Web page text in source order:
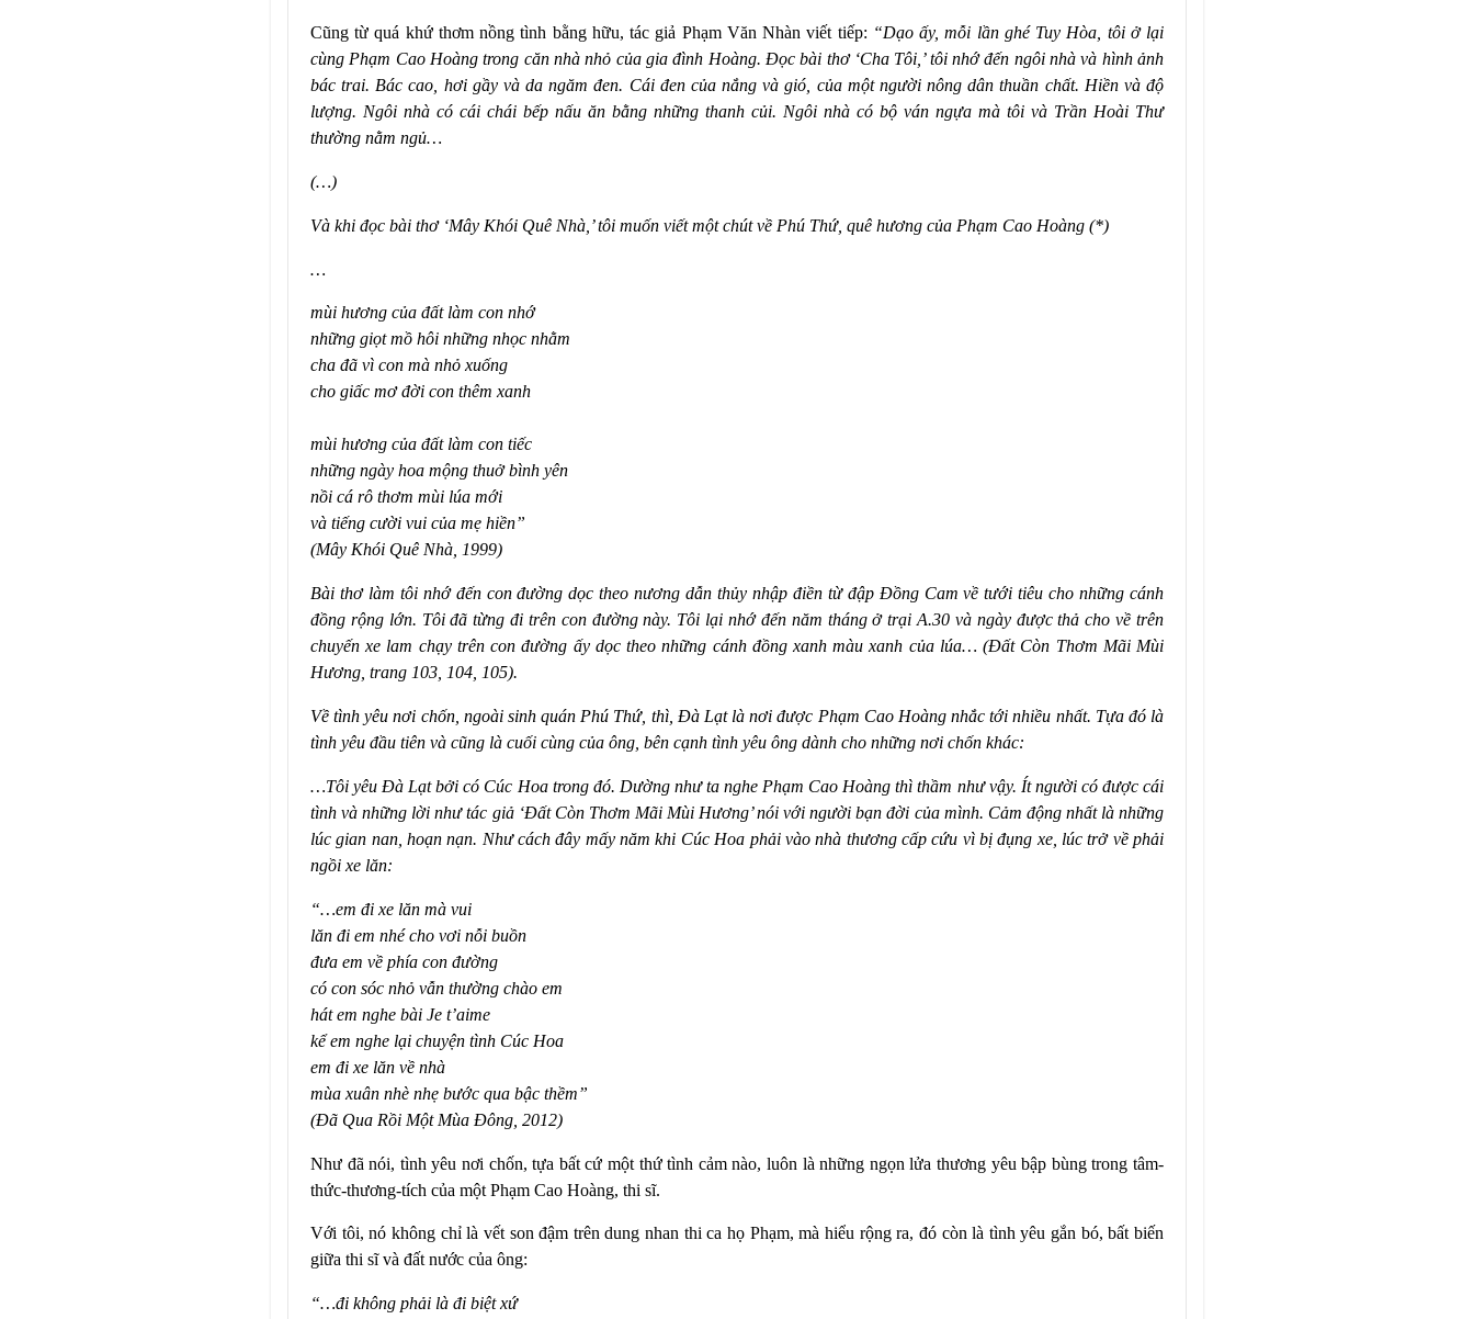
Cũng từ quá khứ thơm nồng tình bằng hữu, tác giả Phạm Văn Nhàn viết tiếp: “Dạo ấy, mỗi lần ghé Tuy Hòa, tôi ở lại
cùng Phạm Cao Hoàng trong căn nhà nhỏ của gia đình Hoàng. Đọc bài thơ ‘Cha Tôi,’ tôi nhớ đến ngôi nhà và hình ảnh
bác trai. Bác cao, hơi gầy và da ngăm đen. Cái đen của nắng và gió, của một người nông dân thuần chất. Hiền và độ
lượng. Ngôi nhà có cái chái bếp nấu ăn bằng những thanh củi. Ngôi nhà có bộ ván ngựa mà tôi và Trần Hoài Thư
thường nằm ngủ…
(…)
Và khi đọc bài thơ ‘Mây Khói Quê Nhà,’ tôi muốn viết một chút về Phú Thứ, quê hương của Phạm Cao Hoàng (*)
…
mùi hương của đất làm con nhớ
những giọt mồ hôi những nhọc nhằm
cha đã vì con mà nhỏ xuống
cho giấc mơ đời con thêm xanh
mùi hương của đất làm con tiếc
những ngày hoa mộng thuở bình yên
nồi cá rô thơm mùi lúa mới
và tiếng cười vui của mẹ hiền”
(Mây Khói Quê Nhà, 1999)
Bài thơ làm tôi nhớ đến con đường dọc theo nương dẫn thủy nhập điền từ đập Đồng Cam về tưới tiêu cho những cánh
đồng rộng lớn. Tôi đã từng đi trên con đường này. Tôi lại nhớ đến năm tháng ở trại A.30 và ngày được thả cho về trên
chuyến xe lam chạy trên con đường ấy dọc theo những cánh đồng xanh màu xanh của lúa… (Đất Còn Thơm Mãi Mùi
Hương, trang 103, 104, 105).
Về tình yêu nơi chốn, ngoài sinh quán Phú Thứ, thì, Đà Lạt là nơi được Phạm Cao Hoàng nhắc tới nhiều nhất. Tựa đó là
tình yêu đầu tiên và cũng là cuối cùng của ông, bên cạnh tình yêu ông dành cho những nơi chốn khác:
…Tôi yêu Đà Lạt bởi có Cúc Hoa trong đó. Dường như ta nghe Phạm Cao Hoàng thì thầm như vậy. Ít người có được cái
tình và những lời như tác giả ‘Đất Còn Thơm Mãi Mùi Hương’ nói với người bạn đời của mình. Cảm động nhất là những
lúc gian nan, hoạn nạn. Như cách đây mấy năm khi Cúc Hoa phải vào nhà thương cấp cứu vì bị đụng xe, lúc trở về phải
ngồi xe lăn:
“…em đi xe lăn mà vui
lăn đi em nhé cho vơi nỗi buồn
đưa em về phía con đường
có con sóc nhỏ vẫn thường chào em
hát em nghe bài Je t’aime
kể em nghe lại chuyện tình Cúc Hoa
em đi xe lăn về nhà
mùa xuân nhè nhẹ bước qua bậc thềm”
(Đã Qua Rồi Một Mùa Đông, 2012)
Như đã nói, tình yêu nơi chốn, tựa bất cứ một thứ tình cảm nào, luôn là những ngọn lửa thương yêu bập bùng trong tâm-
thức-thương-tích của một Phạm Cao Hoàng, thi sĩ.
Với tôi, nó không chỉ là vết son đậm trên dung nhan thi ca họ Phạm, mà hiểu rộng ra, đó còn là tình yêu gắn bó, bất biến
giữa thi sĩ và đất nước của ông:
“…đi không phải là đi biệt xứ